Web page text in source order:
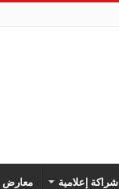
شراكة إعلامية معارض